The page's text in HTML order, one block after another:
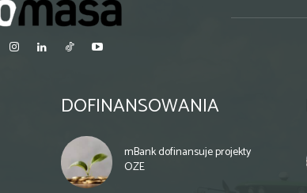
DOFINANSOWANIA
mBank dofinansuje projekty
OZE